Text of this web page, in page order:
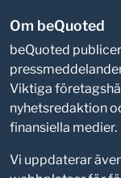
Om beQuoted
beQuoted
Viktiga
nyhetsredaktion
finansiella medier.
Vi uppdaterar